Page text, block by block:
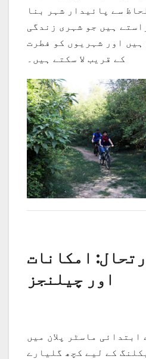
سے پائیدار شہر بنا
ہیں جو شہری زندگی
اور شہریوں کو فطرت
کے قریب لا سکتے ہیں۔
امکانات
اور چیلنجز
ابتدائی ماسٹر پلان میں
کے لیے کچھ گلیارے